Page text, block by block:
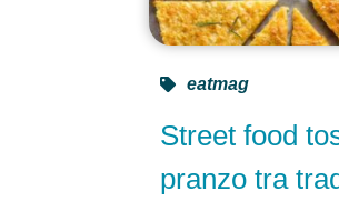
Street food
pranzo tra
eatmag